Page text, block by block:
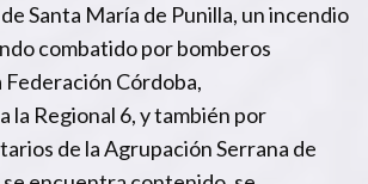
Santa María de Punilla, un incendio
combatido por bomberos
Córdoba,
la Regional 6, y también por
de la Agrupación Serrana de